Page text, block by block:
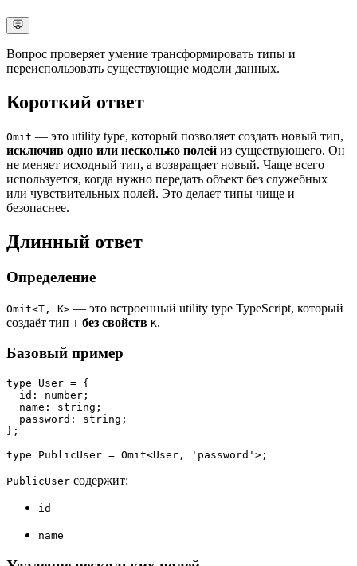
Вопрос проверяет умение трансформировать типы и
переиспользовать существующие модели данных.
Короткий ответ
Omit — это utility type, который позволяет создать новый тип,
исключив одно или несколько полей из существующего. Он
не меняет исходный тип, а возвращает новый. Чаще всего
используется, когда нужно передать объект без служебных
или чувствительных полей. Это делает типы чище и
безопаснее.
Длинный ответ
Определение
Omit<T, K> — это встроенный utility type TypeScript, который
создаёт тип T без свойств K.
Базовый пример
type User = {
id : number;
name : string;
password : string;
};
type PublicUser = Omit<User , 'password'
PublicUser содержит:
id
name